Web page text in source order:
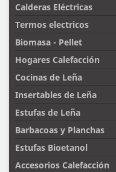
Calderas Eléctricas
Termos electricos
Biomasa - Pellet
Hogares Calefacción
Cocinas de Leña
Insertables de Leña
Estufas de Leña
Barbacoas y Planchas
Estufas Bioetanol
Accesorios Calefacción